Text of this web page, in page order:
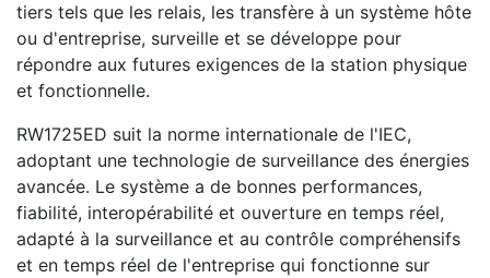
tiers tels que les relais, les transfère à un système hôte
ou d'entreprise, surveille et se développe pour
répondre aux futures exigences de la station physique
et fonctionnelle.
RW1725ED suit la norme internationale de l'IEC,
adoptant une technologie de surveillance des énergies
avancée. Le système a de bonnes performances,
fiabilité, interopérabilité et ouverture en temps réel,
adapté à la surveillance et au contrôle compréhensifs
et en temps réel de l'entreprise qui fonctionne sur